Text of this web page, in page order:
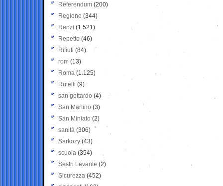
Referendum (200)
Regione (344)
Renzi (1.521)
Repetto (46)
Rifiuti (84)
rom (13)
Roma (1.125)
Rutelli (9)
san gottardo (4)
San Martino (3)
San Miniato (2)
sanità (306)
Sarkozy (43)
scuola (354)
Sestri Levante (2)
Sicurezza (452)